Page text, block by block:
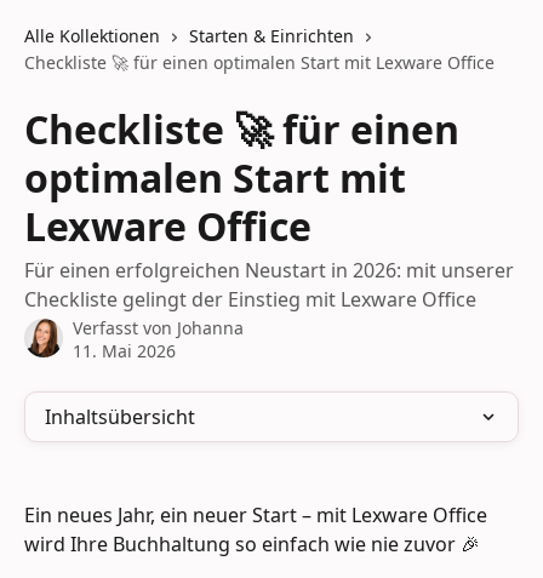
Alle Kollektionen
Starten & Einrichten
Checkliste 🚀 für einen optimalen Start mit Lexware Office
Checkliste 🚀 für einen
optimalen Start mit
Lexware Office
Für einen erfolgreichen Neustart in 2026: mit unserer
Checkliste gelingt der Einstieg mit Lexware Office
Verfasst von Johanna
11. Mai 2026
Inhaltsübersicht
Ein neues Jahr, ein neuer Start – mit Lexware Office
wird Ihre Buchhaltung so einfach wie nie zuvor 🎉